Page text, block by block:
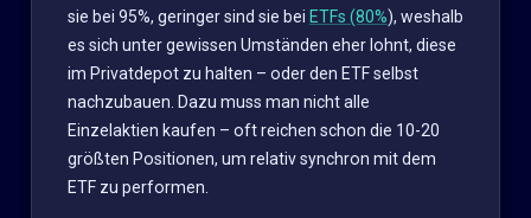
sie bei 95%, geringer sind sie bei ETFs (80%), weshalb
es sich unter gewissen Umständen eher lohnt, diese
im Privatdepot zu halten – oder den ETF selbst
nachzubauen. Dazu muss man nicht alle
Einzelaktien kaufen – oft reichen schon die 10-20
größten Positionen, um relativ synchron mit dem
ETF zu performen.